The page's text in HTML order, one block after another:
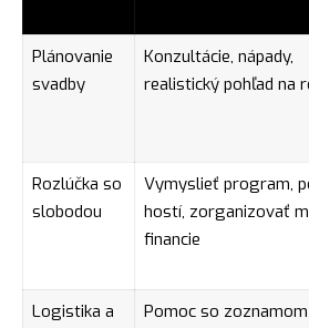
Plánovanie
svadby
Konzultácie, nápady,
realistický pohľad na
Rozlúčka so
slobodou
Vymyslieť program,
hostí, zorganizovať
financie
Logistika a
Pomoc so